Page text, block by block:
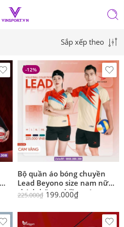
Sắp xếp theo
-12%
Bộ quần áo bóng chuyền
Lead Beyono size nam nữ
chính hãng nhiều màu
225.000₫ 199.000₫